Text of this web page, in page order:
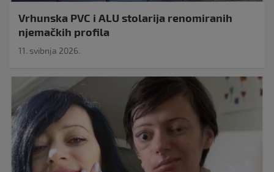
Vrhunska PVC i ALU stolarija renomiranih
njemačkih profila
11. svibnja 2026.